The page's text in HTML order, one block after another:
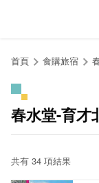
首頁 食購旅宿
春水堂-育才
共有 34 項結果